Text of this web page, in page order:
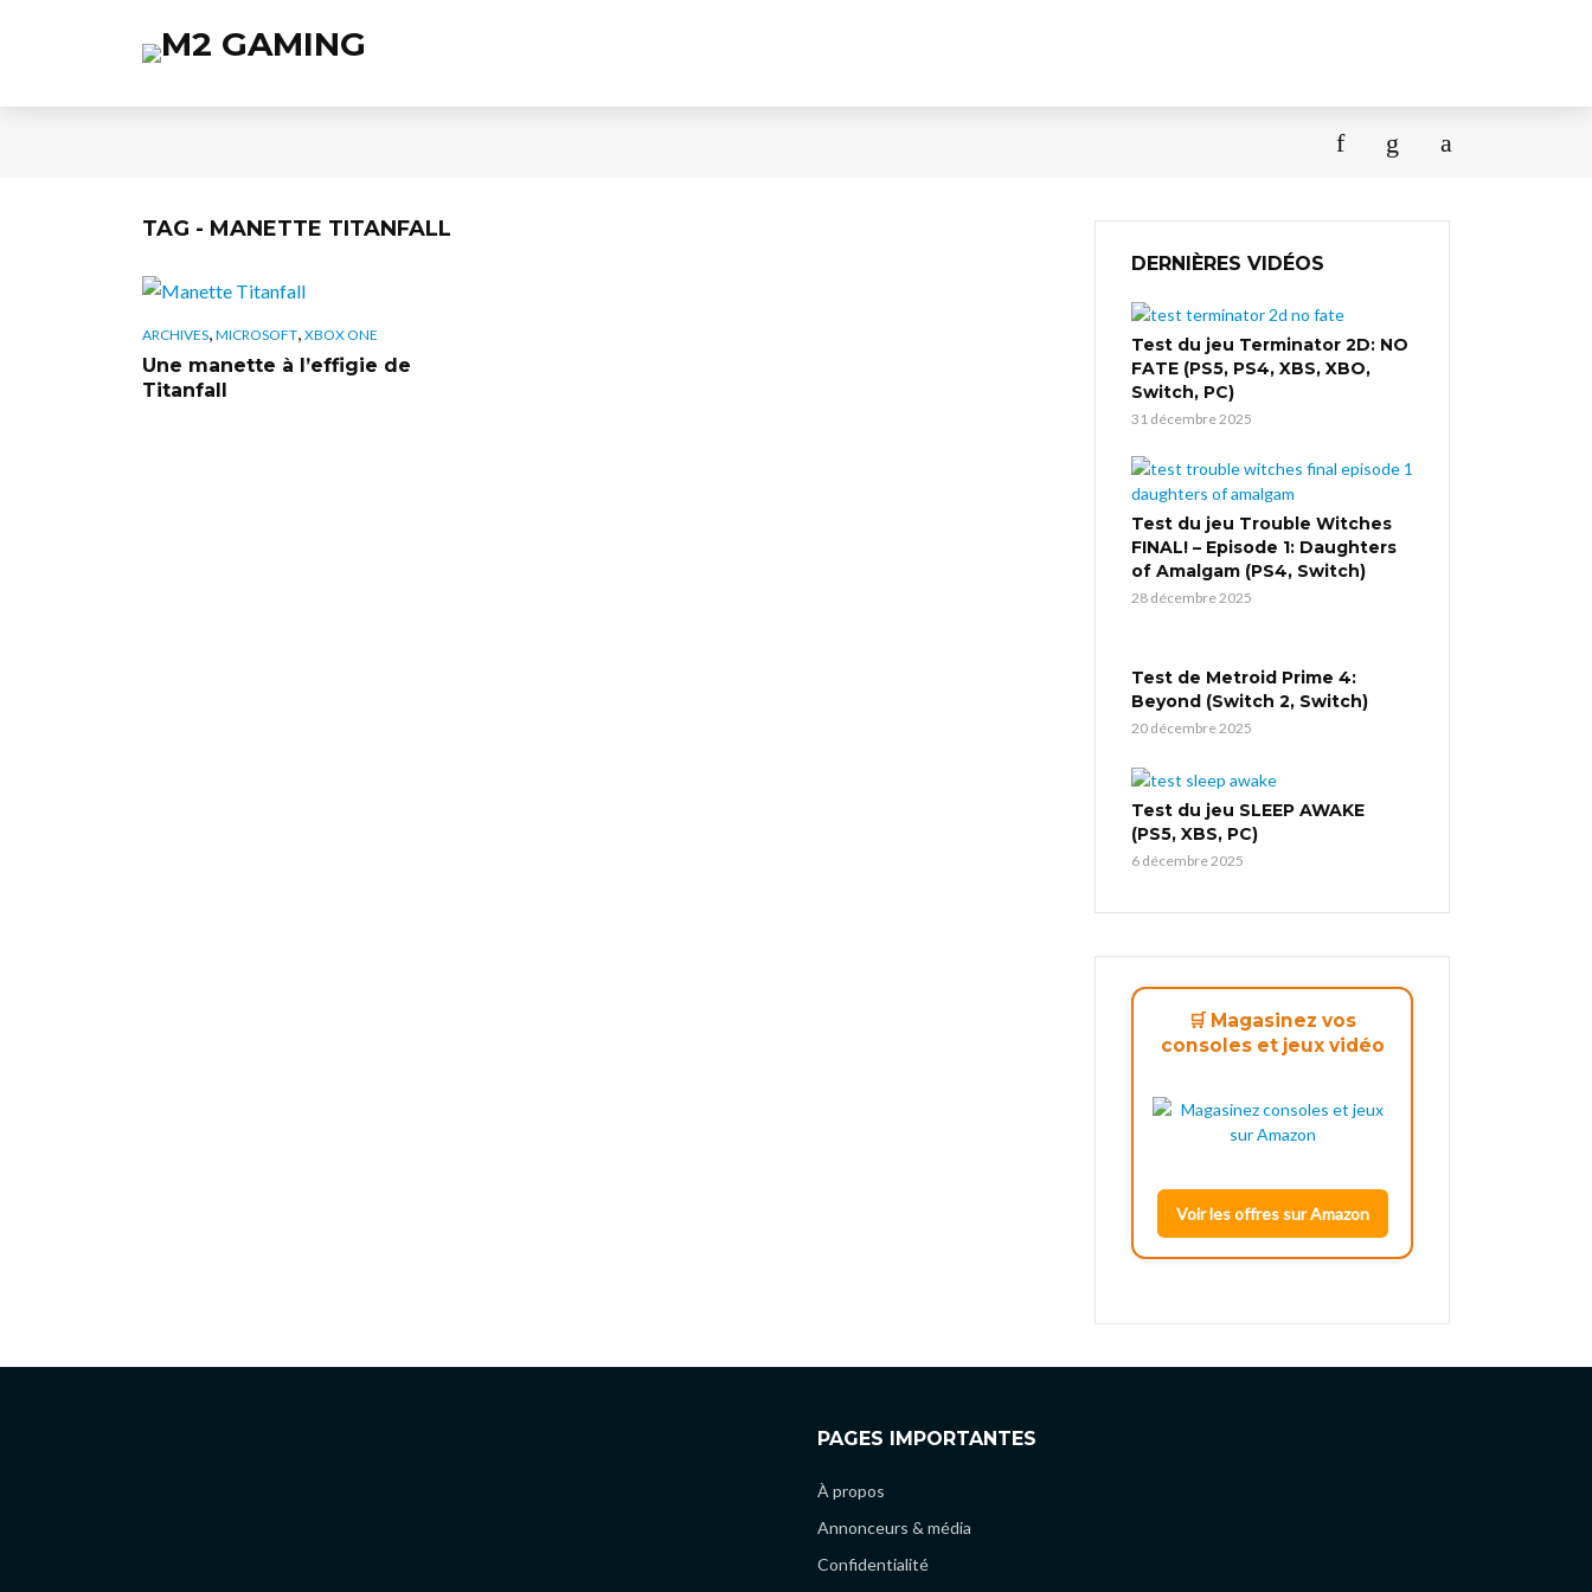
TAG - MANETTE TITANFALL
ARCHIVES, MICROSOFT, XBOX ONE
Une manette à l’effigie de
Titanfall
DERNIÈRES VIDÉOS
Test du jeu Terminator 2D: NO
FATE (PS5, PS4, XBS, XBO,
Switch, PC)
31 décembre 2025
Test du jeu Trouble Witches
FINAL! – Episode 1: Daughters
of Amalgam (PS4, Switch)
28 décembre 2025
Test de Metroid Prime 4:
Beyond (Switch 2, Switch)
20 décembre 2025
Test du jeu SLEEP AWAKE
(PS5, XBS, PC)
6 décembre 2025
🛒 Magasinez vos
consoles et jeux vidéo
Voir les offres sur Amazon
PAGES IMPORTANTES
À propos
Annonceurs & média
Confidentialité